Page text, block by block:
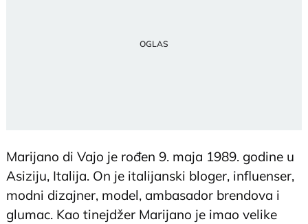
Marijano di Vajo je rođen 9. maja 1989. godine u
Asiziju, Italija. On je italijanski bloger, influenser,
modni dizajner, model, ambasador brendova i
glumac. Kao tinejdžer Marijano je imao velike